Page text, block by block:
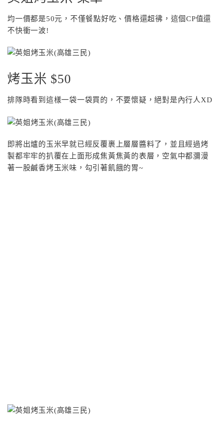
均一價都是50元，不僅餐點好吃、價格還超彿，這個CP值還
不快衝一波!
烤玉米 $50
排隊時看到這樣一袋一袋買的，不要懷疑，絕對是內行人XD
即將出爐的玉米早就已經反覆裹上層層醬料了，並且經過烤
製都牢牢的扒覆在上面形成焦黃焦黃的表層，空氣中都瀰漫
著一股鹹香烤玉米味，勾引著飢餓的胃~